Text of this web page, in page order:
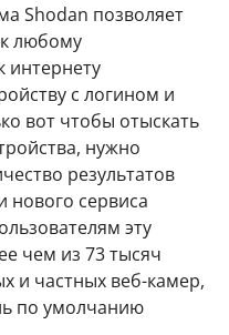
Shodan позволяет
любому
интернету
с логином и
вот чтобы отыскать
нужно
результатов
нового сервиса
эту
чем из 73 тысяч
и частных веб-камер,
по умолчанию